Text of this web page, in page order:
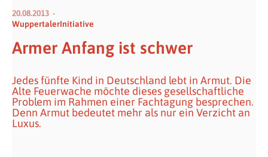
20.08.2013
WuppertalerInitiative
Armer Anfang ist schwer
Jedes fünfte Kind in Deutschland lebt in Armut. Die
Alte Feuerwache möchte dieses gesellschaftliche
Problem im Rahmen einer Fachtagung besprechen.
Denn Armut bedeutet mehr als nur ein Verzicht an
Luxus.